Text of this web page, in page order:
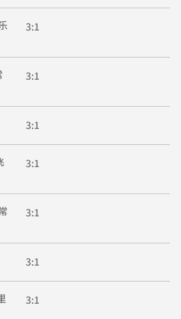
3:1
3:1
3:1
3:1
3:1
3:1
3:1